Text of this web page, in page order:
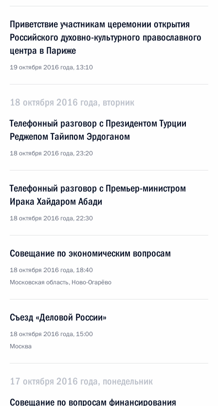
Приветствие участникам церемонии открытия
Российского духовно-культурного православного
центра в Париже
19 октября 2016 года, 13:10
18 октября 2016 года, вторник
Телефонный разговор с Президентом Турции
Реджепом Тайипом Эрдоганом
18 октября 2016 года, 23:20
Телефонный разговор с Премьер-министром
Ирака Хайдаром Абади
18 октября 2016 года, 22:30
Совещание по экономическим вопросам
18 октября 2016 года, 18:40
Московская область, Ново-Огарёво
Съезд «Деловой России»
18 октября 2016 года, 15:00
Москва
17 октября 2016 года, понедельник
Совещание по вопросам финансирования